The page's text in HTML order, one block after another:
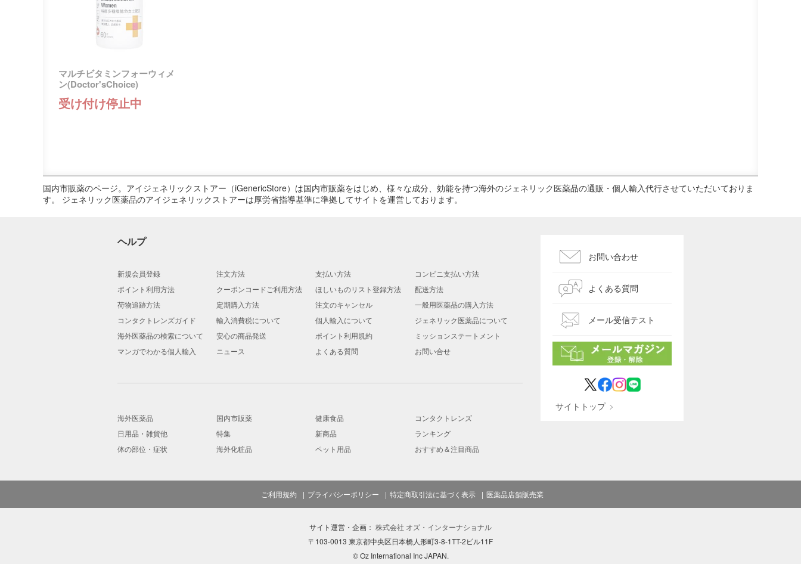
マルチビタミンフォーウィメ
ン(Doctor'sChoice)
受け付け停止中
国内市販薬のページ。アイジェネリックストアー（iGenericStore）は国内市販薬をはじめ、様々な成分、効能を持つ海外のジェネリック医薬品の通販・個人輸入代行させていただいておりま
す。 ジェネリック医薬品のアイジェネリックストアーは厚労省指導基準に準拠してサイトを運営しております。
ヘルプ
新規会員登録 注文方法 支払い方法
コンビニ支払い方法
ポイント利用方法
クーポンコードご利用方法 ほしいものリスト登録方法
配送方法
荷物追跡方法
定期購入方法 注文のキャンセル
一般用医薬品の購入方法
コンタクトレンズガイド
輸入消費税について 個人輸入について
ジェネリック医薬品について
海外医薬品の検索について
安心の商品発送 ポイント利用規約
ミッションステートメント
マンガでわかる個人輸入
ニュース よくある質問 お問い合せ
海外医薬品 国内市販薬 健康食品
コンタクトレンズ
日用品・雑貨他
特集 新商品
ランキング
体の部位・症状
海外化粧品 ペット用品 おすすめ＆注目商品
お問い合わせ
よくある質問
メール受信テスト
サイトトップ
ご利用規約 プライバシーポリシー 特定商取引法に基づく表示 医薬品店舗販売業
サイト運営・企画： 株式会社 オズ・インターナショナル
〒103-0013 東京都中央区日本橋人形町3-8-1TT-2ビル11F
© Oz International Inc JAPAN.